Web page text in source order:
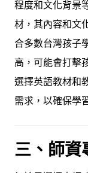
程度和文化背景
材，其內容和文
合多數台灣孩子
高，可能會打擊
選擇英語教材和
需求，以確保學
三、師資